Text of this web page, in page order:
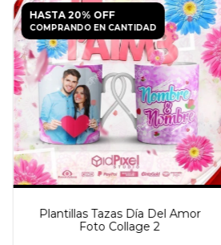
HASTA 20% OFF
COMPRANDO EN CANTIDAD
Plantillas Tazas Día Del Amor
Foto Collage 2